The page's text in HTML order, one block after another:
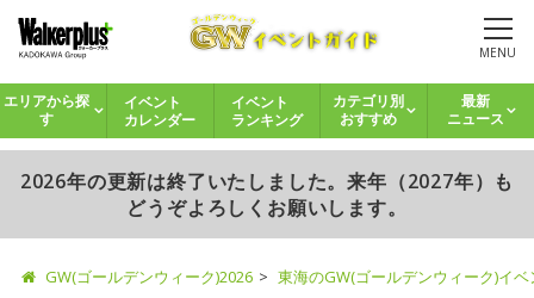
MENU
エリアから探
す
イベント
カレンダー
イベント
ランキング
カテゴリ別
おすすめ
最新
ニュース
2026年の更新は終了いたしました。来年（2027年）も
どうぞよろしくお願いします。
GW(ゴールデンウィーク)2026 東海のGW(ゴールデンウィーク)イ